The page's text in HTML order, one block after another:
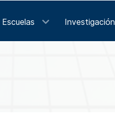
Escuelas Investigación